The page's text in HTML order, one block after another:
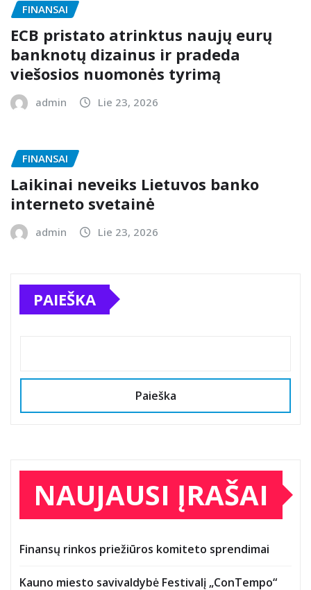
FINANSAI
ECB pristato atrinktus naujų eurų
banknotų dizainus ir pradeda
viešosios nuomonės tyrimą
admin Lie 23, 2026
FINANSAI
Laikinai neveiks Lietuvos banko
interneto svetainė
admin Lie 23, 2026
PAIEŠKA
Paieška
NAUJAUSI ĮRAŠAI
Finansų rinkos priežiūros komiteto sprendimai
Kauno miesto savivaldybė Festivalį „ConTempo“